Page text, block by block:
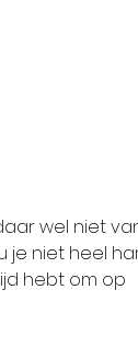
wel niet
je niet heel
hebt om op